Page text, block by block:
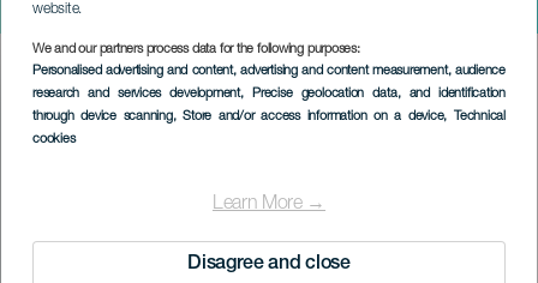
website.
We and our partners process data for the following purposes:
Personalised advertising and content, advertising and content measurement, audience
research and services development, Precise geolocation data, and identification
through device scanning, Store and/or access information on a device, Technical
cookies
Learn More →
Disagree and close
Extraordinär resa
Imagen
Listado